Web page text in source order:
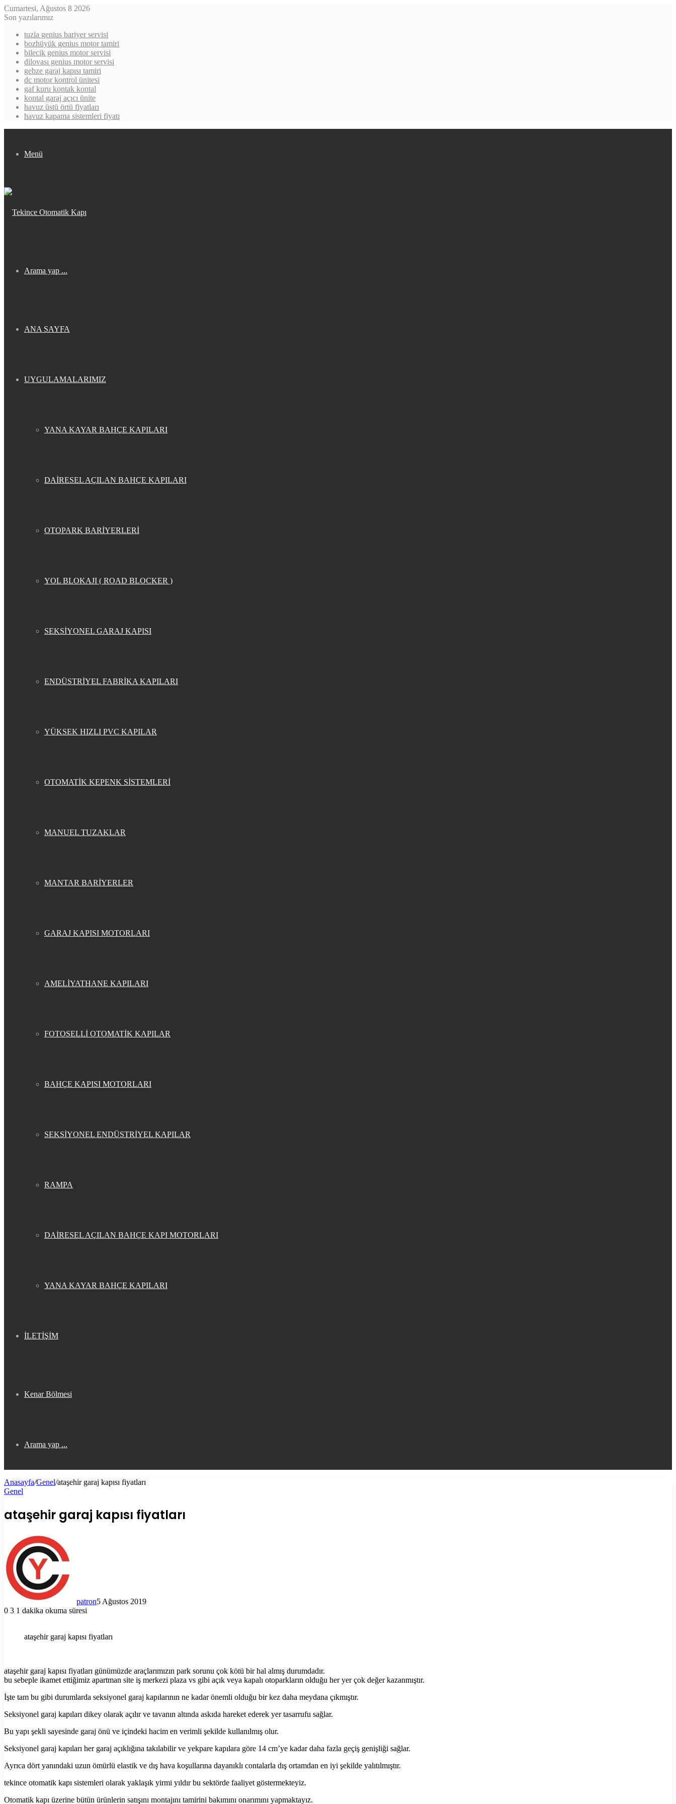
Cumartesi, Ağustos 8 2026
Son yazılarımız
tuzla genius bariyer servisi
bozhüyük genius motor tamiri
bilecik genius motor servisi
dilovası genius motor servisi
gebze garaj kapısı tamiri
dc motor kontrol ünitesi
gaf kuru kontak kontal
kontal garaj açıcı ünite
havuz üstü örtü fiyatları
havuz kapama sistemleri fiyatı
Menü
Arama yap ...
ANA SAYFA
UYGULAMALARIMIZ
YANA KAYAR BAHÇE KAPILARI
DAİRESEL AÇILAN BAHÇE KAPILARI
OTOPARK BARİYERLERİ
YOL BLOKAJI ( ROAD BLOCKER )
SEKSİYONEL GARAJ KAPISI
ENDÜSTRİYEL FABRİKA KAPILARI
YÜKSEK HIZLI PVC KAPILAR
OTOMATİK KEPENK SİSTEMLERİ
MANUEL TUZAKLAR
MANTAR BARİYERLER
GARAJ KAPISI MOTORLARI
AMELİYATHANE KAPILARI
FOTOSELLİ OTOMATİK KAPILAR
BAHÇE KAPISI MOTORLARI
SEKSİYONEL ENDÜSTRİYEL KAPILAR
RAMPA
DAİRESEL AÇILAN BAHÇE KAPI MOTORLARI
YANA KAYAR BAHÇE KAPILARI
İLETİŞİM
Kenar Bölmesi
Arama yap ...
Anasayfa/Genel/ataşehir garaj kapısı fiyatları
Genel
ataşehir garaj kapısı fiyatları
patron5 Ağustos 2019
0 3 1 dakika okuma süresi
ataşehir garaj kapısı fiyatları
ataşehir garaj kapısı fiyatları günümüzde araçlarımızın park sorunu çok kötü bir hal almış durumdadır.
bu sebeple ikamet ettiğimiz apartman site iş merkezi plaza vs gibi açık veya kapalı otoparkların olduğu her yer çok değer kazanmıştır.
İşte tam bu gibi durumlarda seksiyonel garaj kapılarının ne kadar önemli olduğu bir kez daha meydana çıkmıştır.
Seksiyonel garaj kapıları dikey olarak açılır ve tavanın altında askıda hareket ederek yer tasarrufu sağlar.
Bu yapı şekli sayesinde garaj önü ve içindeki hacim en verimli şekilde kullanılmış olur.
Seksiyonel garaj kapıları her garaj açıklığına takılabilir ve yekpare kapılara göre 14 cm’ye kadar daha fazla geçiş genişliği sağlar.
Ayrıca dört yanındaki uzun ömürlü elastik ve dış hava koşullarına dayanıklı contalarla dış ortamdan en iyi şekilde yalıtılmıştır.
tekince otomatik kapı sistemleri olarak yaklaşık yirmi yıldır bu sektörde faaliyet göstermekteyiz.
Otomatik kapı üzerine bütün ürünlerin satışını montajını tamirini bakımını onarımını yapmaktayız.